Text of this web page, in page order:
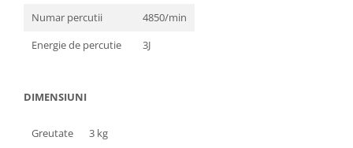
Unelte altoit
Unelte manuale de gradina -
Masini batut stalpi
Numar percutii
4850/min
Energie de percutie
3J
DIMENSIUNI
Greutate 3 kg